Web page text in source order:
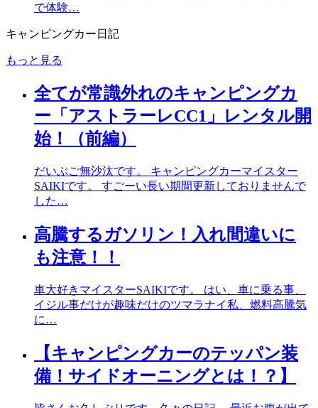
で体験…
キャンピングカー日記
もっと見る
全てが常識外れのキャンピングカ
ー「アストラーレCC1」レンタル開
始！（前編）
だいぶご無沙汰です。 キャンピングカーマイスター
SAIKIです。 すごーい長い期間更新しておりませんで
した…
高騰するガソリン！入れ間違いに
も注意！！
車大好きマイスターSAIKIです。 はい、車に乗る事、
イジル事だけが趣味だけのツマラナイ私、燃料高騰気
に…
【キャンピングカーのテッパン装
備！サイドオーニングとは！？】